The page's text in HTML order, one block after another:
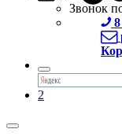
Звонок
2